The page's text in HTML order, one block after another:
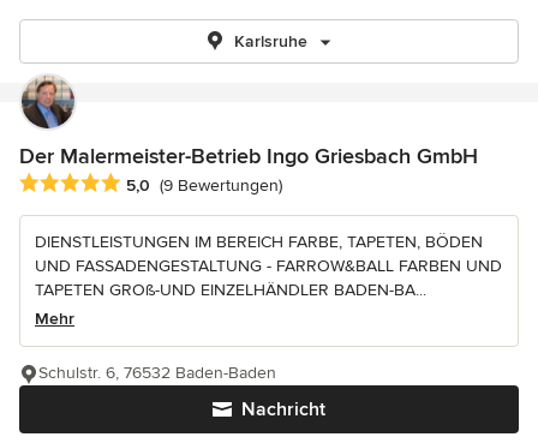
Karlsruhe
Der Malermeister-Betrieb Ingo Griesbach GmbH
Durchschnittliche Bewertung: 5 von 5 Sternen
5,0 (9 Bewertungen)
DIENSTLEISTUNGEN IM BEREICH FARBE, TAPETEN, BÖDEN
UND FASSADENGESTALTUNG - FARROW&BALL FARBEN UND
TAPETEN GROß-UND EINZELHÄNDLER BADEN-BA...
Mehr
Nachricht
Schulstr. 6, 76532 Baden-Baden